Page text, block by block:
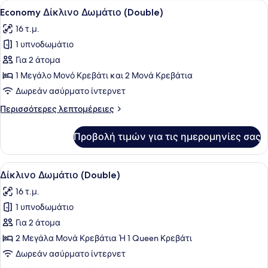
Προβολή
όλων
των
φωτογραφιών
για
Economy
Δίκλινο
Δωμάτιο
(Double)
Ένα διπλό κρεβάτι με λευκά
15
Economy Δίκλινο Δωμάτιο (Double)
16 τ.μ.
1 υπνοδωμάτιο
Για 2 άτομα
1 Μεγάλο Μονό Κρεβάτι και 2 Μονά Κρεβάτια
Δωρεάν ασύρματο ίντερνετ
Περισσότερες λεπτομέρειες
Περισσότερες
Δίκλινο
Δωμάτιο
(Double)
Προβολή τιμών για τις ημερομηνίες σας
Προβολή
όλων
των
φωτογραφιών
για
Δίκλινο
Δωμάτιο
(Double)
Ένα δωμάτιο ξενοδοχείου με ένα
12
Δίκλινο Δωμάτιο (Double)
16 τ.μ.
1 υπνοδωμάτιο
Για 2 άτομα
2 Μεγάλα Μονά Κρεβάτια Ή 1 Queen Κρεβάτι
Δωρεάν ασύρματο ίντερνετ